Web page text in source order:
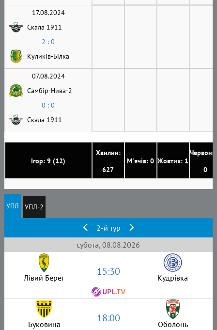
Ігор: 9 (12)
Хвилин:
627
М'ячів: 0 Жовтих: 1
0
17.08.2024
Скала 1911
2 : 0
Куликів-Білка
07.08.2024
Самбір-Нива-2
0 : 0
Скала 1911
УПЛ УПЛ-2
2-й тур
субота, 08.08.2026
Лівий Берег 15:30 Кудрівка
Буковина 18:00 Оболонь